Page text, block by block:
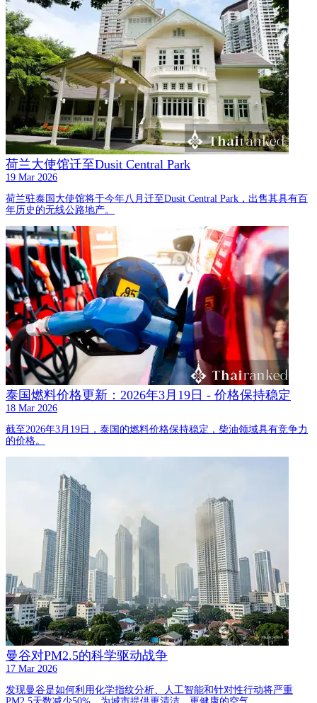
荷兰大使馆迁至Dusit Central Park
19 Mar 2026
荷兰驻泰国大使馆将于今年八月迁至Dusit Central Park，出售其具有百
年历史的无线公路地产。
泰国燃料价格更新：2026年3月19日 - 价格保持稳定
18 Mar 2026
截至2026年3月19日，泰国的燃料价格保持稳定，柴油领域具有竞争力
的价格。
曼谷对PM2.5的科学驱动战争
17 Mar 2026
发现曼谷是如何利用化学指纹分析、人工智能和针对性行动将严重
PM2.5天数减少50%，为城市提供更清洁、更健康的空气。